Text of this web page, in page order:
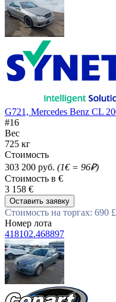
G721, Mercedes Benz CL
#16
Вес
725 кг
Стоимость
303 200 руб. (1€ = 96₽)
Стоимость в €
3 158 €
Оставить заявку
Стоимость на торгах: 690 £
Номер лота
418102.468897